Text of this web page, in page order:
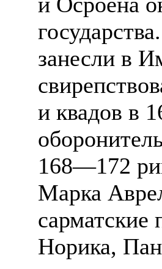
занесли в
и квадов в
168—172
Марка
Норика,